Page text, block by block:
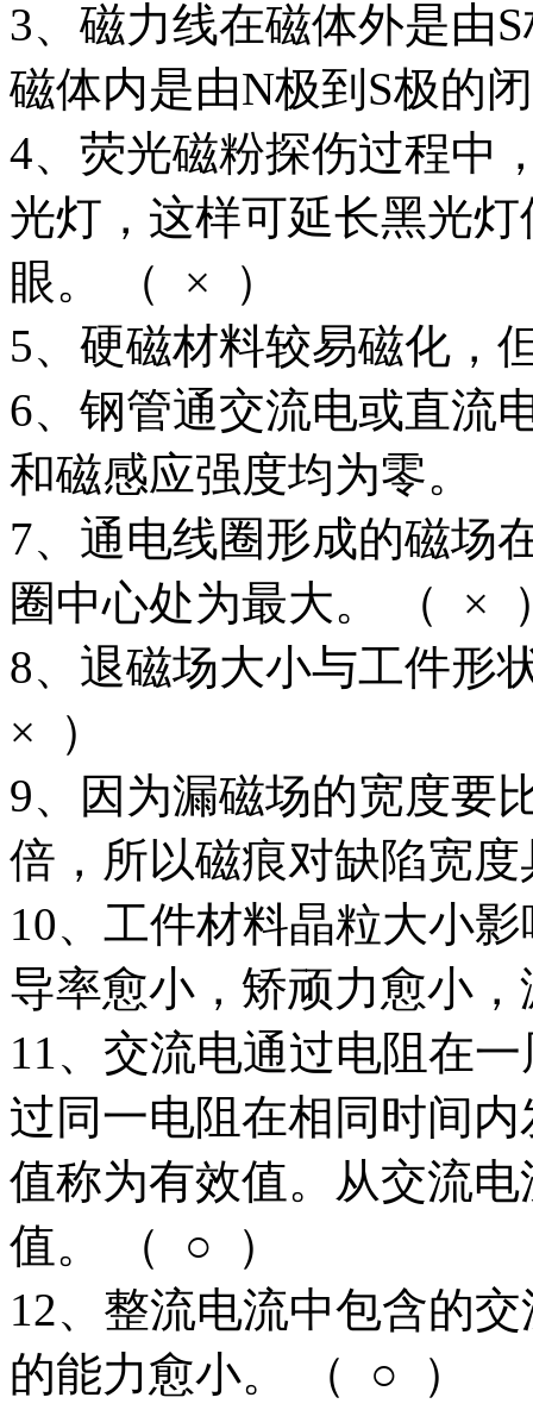
3、磁力线在磁体外是由
磁体内是由N极到S极的
4、荧光磁粉探伤过程中
光灯，这样可延长黑光
眼。 （ × ）
5、硬磁材料较易磁化，
6、钢管通交流电或直流
和磁感应强度均为零。
7、通电线圈形成的磁场
圈中心处为最大。 （ ×
8、退磁场大小与工件形
× ）
9、因为漏磁场的宽度要
倍，所以磁痕对缺陷宽
10、工件材料晶粒大小
导率愈小，矫顽力愈小
11、交流电通过电阻在
过同一电阻在相同时间
值称为有效值。从交流
值。 （ ○ ）
12、整流电流中包含的
的能力愈小。 （ ○ ）